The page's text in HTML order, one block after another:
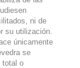
ni de
su utilización.
únicamente
se
total o